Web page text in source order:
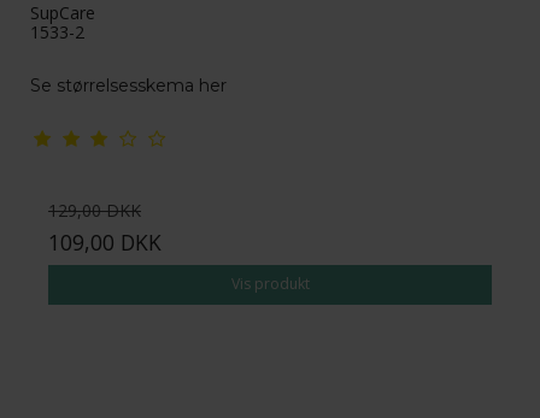
SupCare
1533-2
Se størrelsesskema her
129,00 DKK
109,00 DKK
Vis produkt